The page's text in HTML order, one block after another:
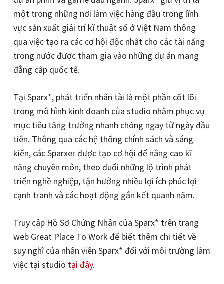
một trong những nơi làm việc hàng đầu trong lĩnh
vực sản xuất giải trí kĩ thuật số ở Việt Nam thông
qua việc tạo ra các cơ hội độc nhất cho các tài năng
trong nước được tham gia vào những dự án mang
đẳng cấp quốc tế.
Tại Sparx*, phát triển nhân tài là một phần cốt lõi
trong mô hình kinh doanh của studio nhằm phục vụ
mục tiêu tăng trưởng nhanh chóng ngay từ ngày đầu
tiên. Thông qua các hệ thống chính sách và sáng
kiến, các Sparxer được tạo cơ hội để nâng cao kĩ
năng chuyên môn, theo đuổi những lộ trình phát
triển nghề nghiệp, tận hưởng nhiều lợi ích phúc lợi
cạnh tranh và các hoạt động gắn kết quanh năm.
Truy cập Hồ Sơ Chứng Nhận của Sparx* trên trang
web Great Place To Work để biết thêm chi tiết về
suy nghĩ của nhân viên Sparx* đối với môi trường làm
việc tại studio tại đây.